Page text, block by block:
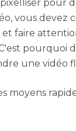
pour
vous devez
faire
pourquoi
une vidéo
moyens